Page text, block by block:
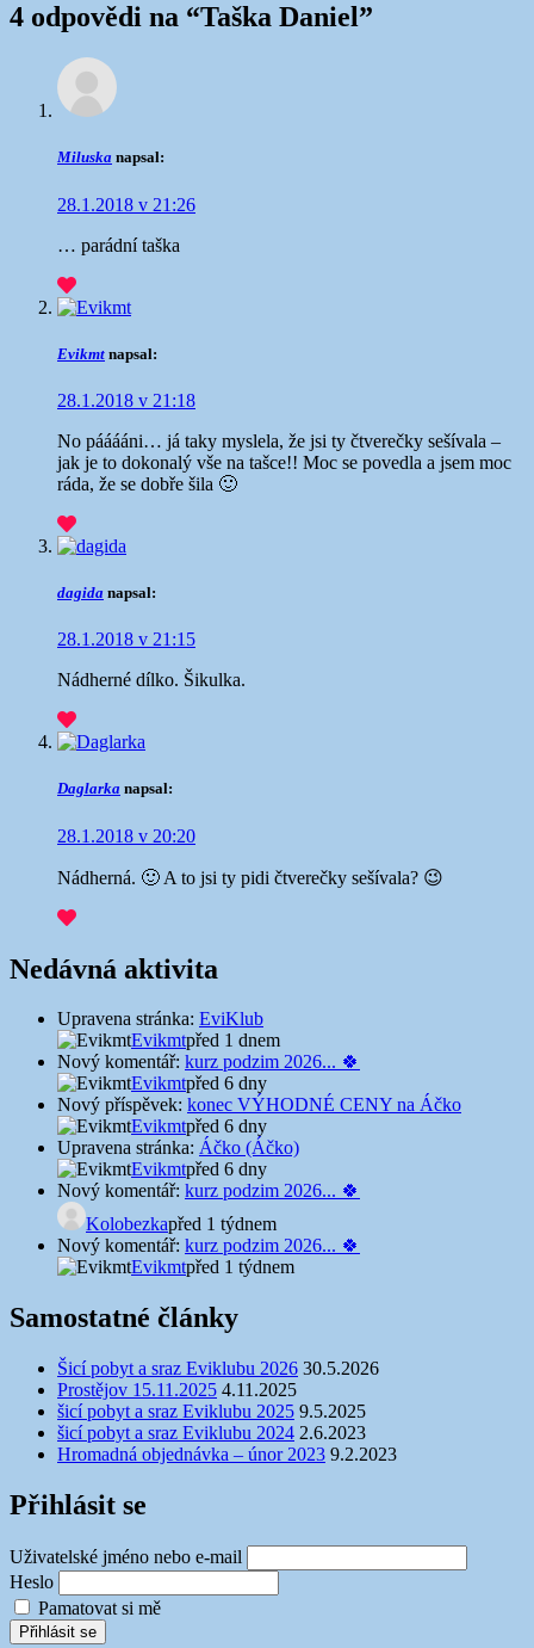
4 odpovědi na “Taška Daniel”
Miluska napsal:
28.1.2018 v 21:26
… parádní taška
Evikmt napsal:
28.1.2018 v 21:18
No pááááni… já taky myslela, že jsi ty čtverečky sešívala –
jak je to dokonalý vše na tašce!! Moc se povedla a jsem moc
ráda, že se dobře šila 🙂
dagida napsal:
28.1.2018 v 21:15
Nádherné dílko. Šikulka.
Daglarka napsal:
28.1.2018 v 20:20
Nádherná. 🙂 A to jsi ty pidi čtverečky sešívala? 😉
Nedávná aktivita
Upravena stránka: EviKlub
Evikmtpřed 1 dnem
Nový komentář: kurz podzim 2026... 🍀
Evikmtpřed 6 dny
Nový příspěvek: konec VÝHODNÉ CENY na Áčko
Evikmtpřed 6 dny
Upravena stránka: Áčko (Áčko)
Evikmtpřed 6 dny
Nový komentář: kurz podzim 2026... 🍀
Kolobezkapřed 1 týdnem
Nový komentář: kurz podzim 2026... 🍀
Evikmtpřed 1 týdnem
Samostatné články
Šicí pobyt a sraz Eviklubu 2026 30.5.2026
Prostějov 15.11.2025 4.11.2025
šicí pobyt a sraz Eviklubu 2025 9.5.2025
šicí pobyt a sraz Eviklubu 2024 2.6.2023
Hromadná objednávka – únor 2023 9.2.2023
Přihlásit se
Uživatelské jméno nebo e-mail
Heslo
Pamatovat si mě
Přihlásit se